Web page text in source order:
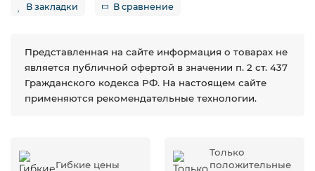
В закладки В сравнение
Представленная на сайте информация о товарах не
является публичной офертой в значении п. 2 ст. 437
Гражданского кодекса РФ. На настоящем сайте
применяются рекомендательные технологии.
Гибкие цены
Только
положительные